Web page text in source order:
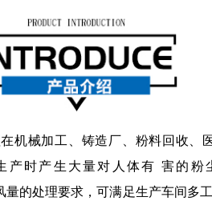
机械加工、铸造厂、粉料回收、
产时产生大量对人体有 害的粉
量的处理要求，可满足生产车间多